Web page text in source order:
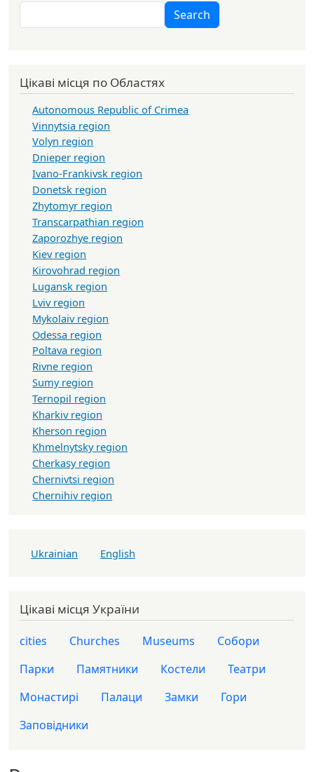
Search Search
Цікаві місця по Областях
Autonomous Republic of Crimea
Vinnytsia region
Volyn region
Dnieper region
Ivano-Frankivsk region
Donetsk region
Zhytomyr region
Transcarpathian region
Zaporozhye region
Kiev region
Kirovohrad region
Lugansk region
Lviv region
Mykolaiv region
Odessa region
Poltava region
Rivne region
Sumy region
Ternopil region
Kharkiv region
Kherson region
Khmelnytsky region
Cherkasy region
Chernivtsi region
Chernihiv region
Ukrainian English
Цікаві місця України
cities Churches Museums
Собори
Парки
Памятники Костели
Театри
Монастирі
Палаци Замки
Гори
Заповідники